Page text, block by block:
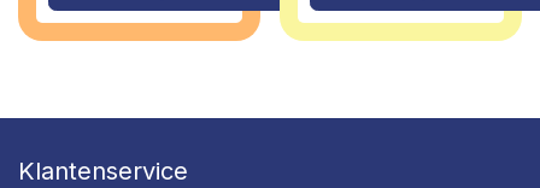
Klantenservice